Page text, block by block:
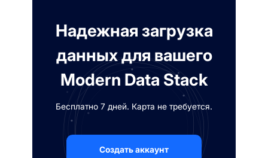
Надежная загрузка
данных для вашего
Modern Data Stack
Бесплатно 7 дней. Карта не требуется.
Создать аккаунт